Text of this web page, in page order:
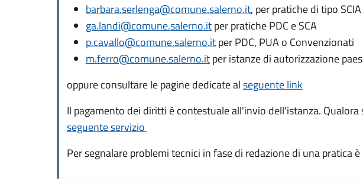
barbara.serlenga@comune.salerno.it, per pratiche di tipo SCIA
ga.landi@comune.salerno.itper pratiche PDC e SCA
p.cavallo@comune.salerno.itper PDC, PUA o Convenzionati
m.ferro@comune.salerno.itper istanze di autorizzazione
oppure consultare le pagine dedicate alseguente link
Il pagamento dei diritti è contestuale all'invio dell'istanza.
seguente servizio
Per segnalare problemi tecnici in fase di redazione di una pratica